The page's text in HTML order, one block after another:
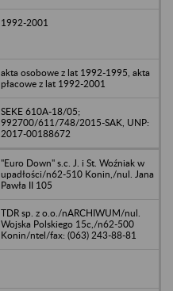
1992-2001
akta osobowe z lat 1992-1995, akta
płacowe z lat 1992-2001
SEKE 610A-18/05;
992700/611/748/2015-SAK, UNP:
2017-00188672
"Euro Down" s.c. J. i St. Woźniak w
upadłości/n62-510 Konin,/nul. Jana
Pawła II 105
TDR sp. z o.o./nARCHIWUM/nul.
Wojska Polskiego 15c,/n62-500
Konin/ntel/fax: (063) 243-88-81